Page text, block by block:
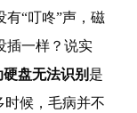
“叮咚”声，磁
插一样？说实
盘无法识别 是
时候，毛病并不